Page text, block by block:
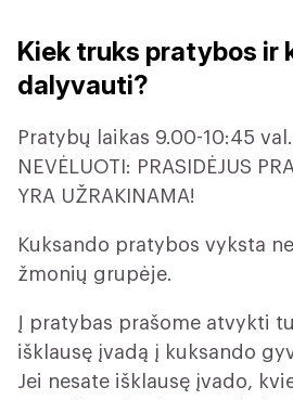
Kiek truks pratybos ir
dalyvauti?
Pratybų laikas 9.00-10:45 val.
NEVĖLUOTI: PRASIDĖJUS
YRA UŽRAKINAMA!
Kuksando pratybos vyksta
žmonių grupėje.
Į pratybas prašome atvykti
išklausę įvadą į kuksando
Jei nesate išklausę įvado,